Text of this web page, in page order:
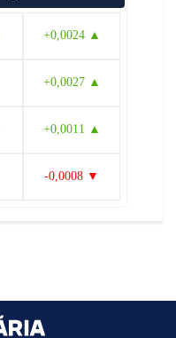
+0,0024 ▲
+0,0027 ▲
+0,0011 ▲
-0,0008 ▼